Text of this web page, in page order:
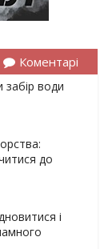
Коментарі
води
до
і